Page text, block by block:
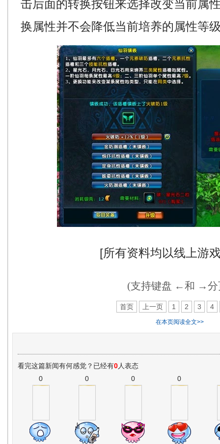
击后面的转换按钮来选择改变当前属
换属性并不会降低当前培养的属性等
[所有资料均以线上游戏
(支持键盘 ←和 →分
首页 上一页 1 2 3 4
在本页阅读全文>>
看完这篇新闻有何感觉？已经有0人表态
0
0 0 0